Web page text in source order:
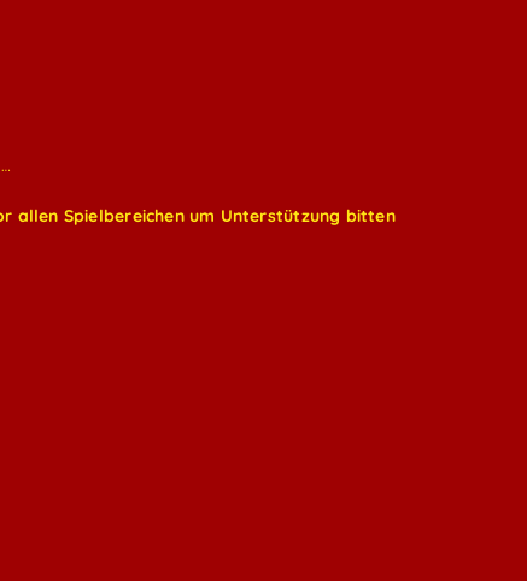
allen Spielbereichen um Unterstützung bitten